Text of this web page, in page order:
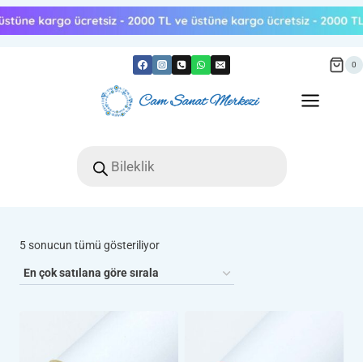
Skip
to
0
search
5 sonucun tümü gösteriliyorPopülerliğe